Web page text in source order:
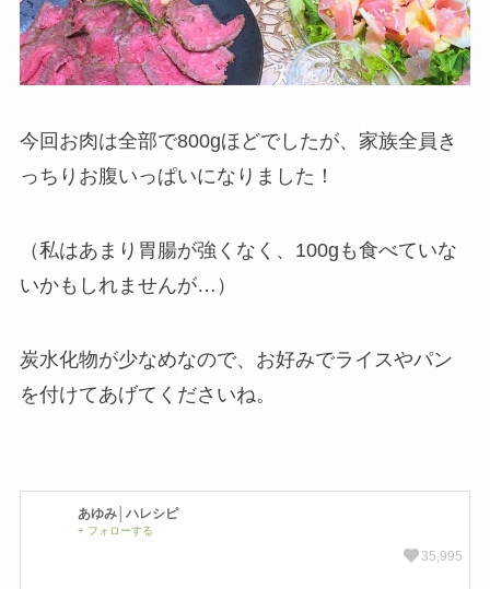
今回お肉は全部で800gほどでしたが、家族全員き
っちりお腹いっぱいになりました！
（私はあまり胃腸が強くなく、100gも食べていな
いかもしれませんが…）
炭水化物が少なめなので、お好みでライスやパン
を付けてあげてくださいね。